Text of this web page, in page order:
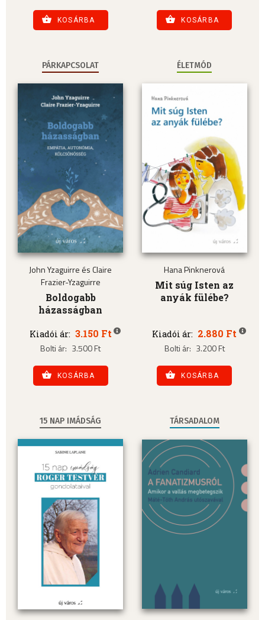
KOSÁRBA KOSÁRBA
PÁRKAPCSOLAT
John Yzaguirre és Claire
Frazier-Yzaguirre
Boldogabb
házasságban
Kiadói ár: 3.150 Ft
Bolti ár: 3.500 Ft
KOSÁRBA
ÉLETMÓD
Hana Pinknerová
Mit súg Isten az
anyák fülébe?
Kiadói ár: 2.880 Ft
Bolti ár: 3.200 Ft
KOSÁRBA
15 NAP IMÁDSÁG TÁRSADALOM